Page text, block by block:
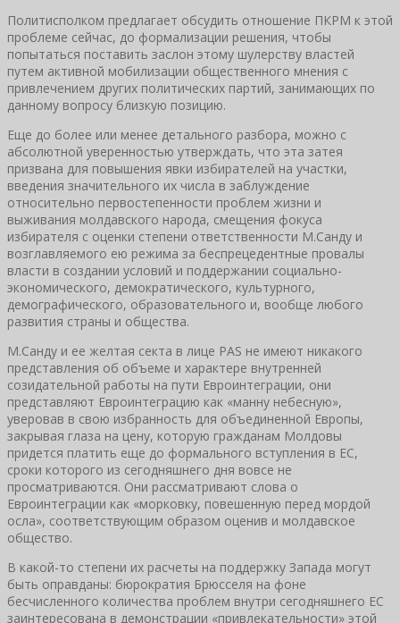
Политисполком предлагает обсудить отношение ПКРМ к этой
проблеме сейчас, до формализации решения, чтобы
попытаться поставить заслон этому шулерству властей
путем активной мобилизации общественного мнения с
привлечением других политических партий, занимающих по
данному вопросу близкую позицию.
Еще до более или менее детального разбора, можно с
абсолютной уверенностью утверждать, что эта затея
призвана для повышения явки избирателей на участки,
введения значительного их числа в заблуждение
относительно первостепенности проблем жизни и
выживания молдавского народа, смещения фокуса
избирателя с оценки степени ответственности М.Санду и
возглавляемого ею режима за беспрецедентные провалы
власти в создании условий и поддержании социально-
экономического, демократического, культурного,
демографического, образовательного и, вообще любого
развития страны и общества.
М.Санду и ее желтая секта в лице PAS не имеют никакого
представления об объеме и характере внутренней
созидательной работы на пути Евроинтеграции, они
представляют Евроинтеграцию как «манну небесную»,
уверовав в свою избранность для объединенной Европы,
закрывая глаза на цену, которую гражданам Молдовы
придется платить еще до формального вступления в ЕС,
сроки которого из сегодняшнего дня вовсе не
просматриваются. Они рассматривают слова о
Евроинтеграции как «морковку, повешенную перед мордой
осла», соответствующим образом оценив и молдавское
общество.
В какой-то степени их расчеты на поддержку Запада могут
быть оправданы: бюрократия Брюсселя на фоне
бесчисленного количества проблем внутри сегодняшнего ЕС
заинтересована в демонстрации «привлекательности» этой